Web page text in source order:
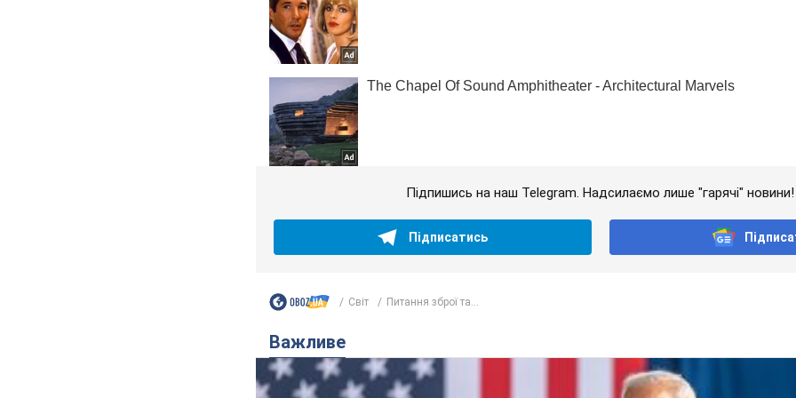
Підпишись на наш Telegram. Надсилаємо лише "гарячі" новини!
Підписатись
Світ Питання зброї та...
Важливе